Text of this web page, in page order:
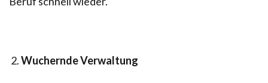
Wuchernde Verwaltung